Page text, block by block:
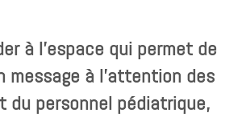
à l'espace qui permet de
message à l'attention des
du personnel pédiatrique,